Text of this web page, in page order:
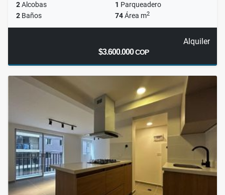
2Alcobas 1 Parqueadero
2 Baños 74Área m2
Alquiler
$3.600.000COP